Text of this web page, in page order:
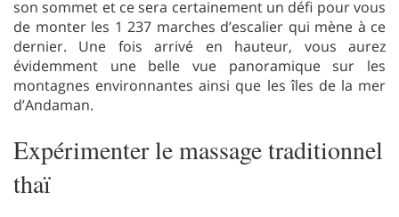
son sommet et ce sera certainement un défi pour vous
de monter les 1 237 marches d’escalier qui mène à ce
dernier. Une fois arrivé en hauteur, vous aurez
évidemment une belle vue panoramique sur les
montagnes environnantes ainsi que les îles de la mer
d’Andaman.
Expérimenter le massage traditionnel
thaï